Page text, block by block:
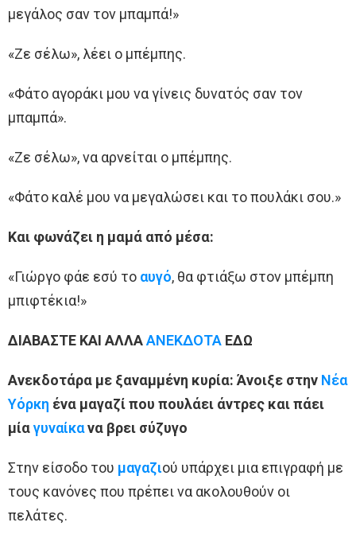
μεγάλος σαν τον μπαμπά!»
«Ζε σέλω», λέει ο μπέμπης.
«Φάτο αγοράκι μου να γίνεις δυνατός σαν τον
μπαμπά».
«Ζε σέλω», να αρνείται ο μπέμπης.
«Φάτο καλέ μου να μεγαλώσει και το πουλάκι σου.»
Και φωνάζει η μαμά από μέσα:
«Γιώργο φάε εσύ το αυγό, θα φτιάξω στον μπέμπη
μπιφτέκια!»
ΔΙΑΒΑΣΤΕ ΚΑΙ ΑΛΛΑΑΝΕΚΔΟΤΑ ΕΔΩ
Ανεκδοτάρα με ξαναμμένη κυρία: Άνοιξε στην Νέα
Υόρκη ένα μαγαζί που πουλάει άντρες και πάει
μίαγυναίκανα βρει σύζυγο
Στην είσοδο του μαγαζιού υπάρχει μια επιγραφή με
τους κανόνες που πρέπει να ακολουθούν οι
πελάτες.